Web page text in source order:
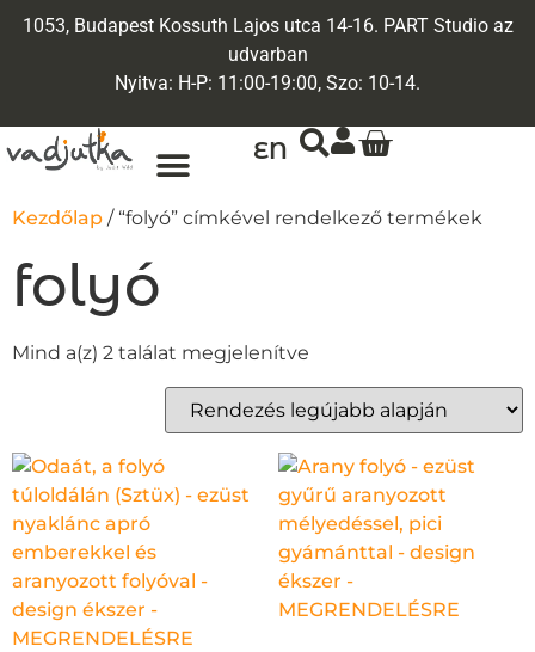
1053, Budapest Kossuth Lajos utca 14-16. PART Studio az
udvarban
Nyitva: H-P: 11:00-19:00, Szo: 10-14.
EN
Kezdőlap / “folyó” címkével rendelkező termékek
folyó
Mind a(z) 2 találat megjelenítve